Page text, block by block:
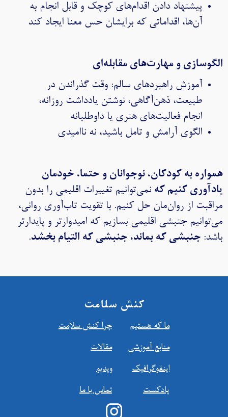
پیشنهاد دادن اقدام‌های کوچک و قابل انجام به
آن‌ها، اقداماتی که برایشان حس معنا ایجاد کند
الگوسازی و مهارت‌های مقابله‌ای
آموزش راهبردهای سالم: وقت گذراندن در
طبیعت، ذهن‌آگاهی، نوشتن یادداشت روزانه،
انجام فعالیت‌های هنری یا داوطلبانه
الگوی آرامش و تامل باشید، نه ناامیدی
همواره به کودکان، نوجوانان و حتما، خودمان
یادآوری کنیم کهنمی‌توانیم تغییرات اقلیمی را بدون
مراقبت از روان‌مان حل کنیم. با تقویت تاب‌آوری روانی،
می‌توانیم جنبشی اقلیمی بسازیم که امیدوارتر و پایدارتر
باشد:جنبشی که بماند، جنبشی که التیام بخشد.
کنش سلامت
ما که هستیم چرا کنش سلامت
منابع آموزشي مقالات
اينفوگرافیک ویدیو
پادکست تماس با ما